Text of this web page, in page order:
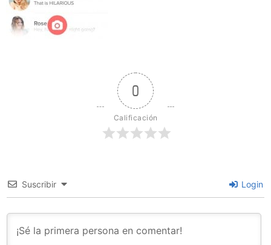
0
Calificación
Suscribir Login